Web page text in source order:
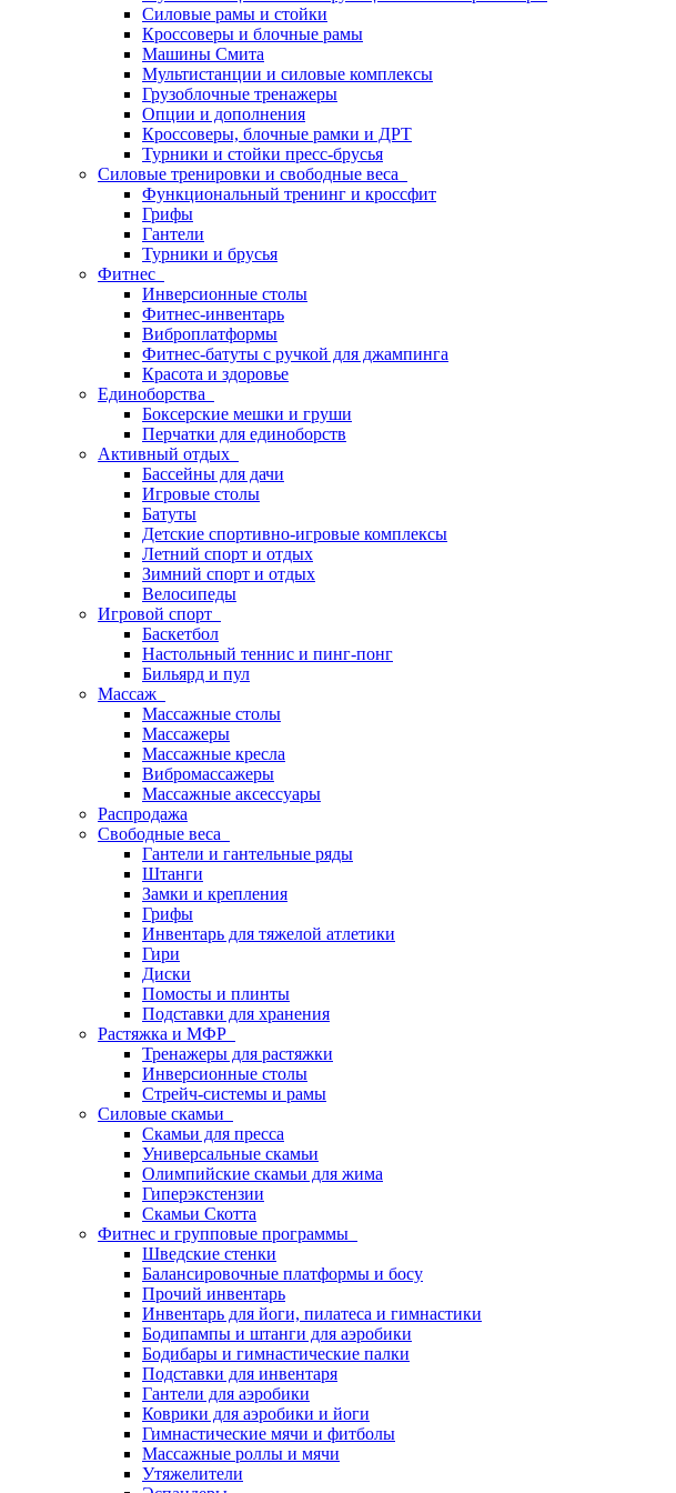
Силовые рамы и стойки
Кроссоверы и блочные рамы
Машины Смита
Мультистанции и силовые комплексы
Грузоблочные тренажеры
Опции и дополнения
Кроссоверы, блочные рамки и ДРТ
Турники и стойки пресс-брусья
Силовые тренировки и свободные веса
Функциональный тренинг и кроссфит
Грифы
Гантели
Турники и брусья
Фитнес
Инверсионные столы
Фитнес-инвентарь
Виброплатформы
Фитнес-батуты с ручкой для джампинга
Красота и здоровье
Единоборства
Боксерские мешки и груши
Перчатки для единоборств
Активный отдых
Бассейны для дачи
Игровые столы
Батуты
Детские спортивно-игровые комплексы
Летний спорт и отдых
Зимний спорт и отдых
Велосипеды
Игровой спорт
Баскетбол
Настольный теннис и пинг-понг
Бильярд и пул
Массаж
Массажные столы
Массажеры
Массажные кресла
Вибромассажеры
Массажные аксессуары
Распродажа
Свободные веса
Гантели и гантельные ряды
Штанги
Замки и крепления
Грифы
Инвентарь для тяжелой атлетики
Гири
Диски
Помосты и плинты
Подставки для хранения
Растяжка и МФР
Тренажеры для растяжки
Инверсионные столы
Стрейч-системы и рамы
Силовые скамьи
Скамьи для пресса
Универсальные скамьи
Олимпийские скамьи для жима
Гиперэкстензии
Скамьи Скотта
Фитнес и групповые программы
Шведские стенки
Балансировочные платформы и босу
Прочий инвентарь
Инвентарь для йоги, пилатеса и гимнастики
Бодипампы и штанги для аэробики
Бодибары и гимнастические палки
Подставки для инвентаря
Гантели для аэробики
Коврики для аэробики и йоги
Гимнастические мячи и фитболы
Массажные роллы и мячи
Утяжелители